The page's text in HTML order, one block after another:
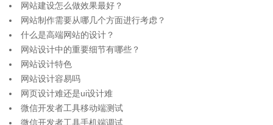
网站建设怎么做效果最好？
网站制作需要从哪几个方面进行考虑？
什么是高端网站的设计？
网站设计中的重要细节有哪些？
网站设计特色
网站设计容易吗
网页设计难还是ui设计难
微信开发者工具移动端测试
微信开发者工具手机端调试